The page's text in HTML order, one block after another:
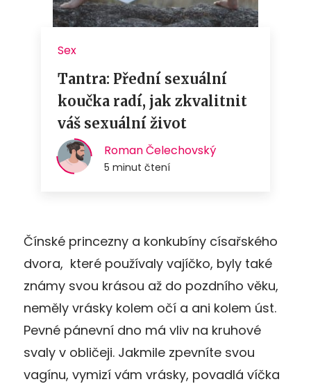
Čínské princezny a konkubíny císařského
dvora, které používaly vajíčko, byly také
známy svou krásou až do pozdního věku,
neměly vrásky kolem očí a ani kolem úst.
Pevné pánevní dno má vliv na kruhové
svaly v obličeji. Jakmile zpevníte svou
vagínu, vymizí vám vrásky, povadlá víčka